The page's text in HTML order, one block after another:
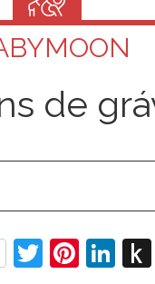
de
Twitter